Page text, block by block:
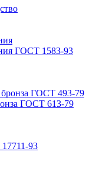
ГОСТ 1583-93
бронза ГОСТ 493-79
ГОСТ 613-79
93